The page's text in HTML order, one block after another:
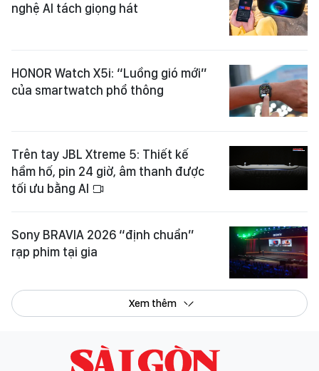
nghệ AI tách giọng hát
HONOR Watch X5i: “Luồng gió mới”
của smartwatch phổ thông
Trên tay JBL Xtreme 5: Thiết kế
hầm hố, pin 24 giờ, âm thanh được
tối ưu bằng AI
Sony BRAVIA 2026 “định chuẩn”
rạp phim tại gia
Xem thêm